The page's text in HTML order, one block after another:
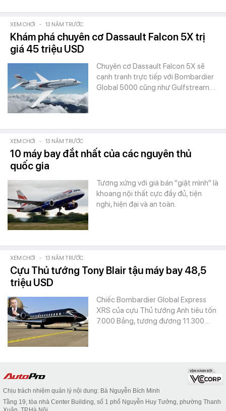
XEM CHƠI - 13 NĂM TRƯỚC
Khám phá chuyên cơ Dassault Falcon 5X trị
giá 45 triệu USD
Chuyên cơ Dassault Falcon 5X sẽ
cạnh tranh trực tiếp với Bombardier
Global 5000 cũng như Gulfstream…
XEM CHƠI - 13 NĂM TRƯỚC
10 máy bay đắt nhất của các nguyên thủ
quốc gia
Tương xứng với giá bán "giật mình" là
khoang nội thất cực đầy đủ, tiện
nghi, hiện đại và an toàn.
XEM CHƠI - 13 NĂM TRƯỚC
Cựu Thủ tướng Tony Blair tậu máy bay 48,5
triệu USD
Chiếc Bombardier Global Express
XRS của cựu Thủ tướng Anh tiêu tốn
7.000 Bảng, tương đương 11.300…
Chịu trách nhiệm quản lý nội dung: Bà Nguyễn Bích Minh
Tầng 19, tòa nhà Center Building, số 1 phố Nguyễn Huy Tưởng, phường Thanh